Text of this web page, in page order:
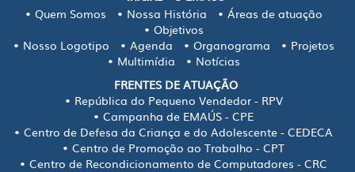
Quem Somos
Nossa História
Áreas de atuação
Objetivos
Nosso Logotipo
Agenda Organograma
Projetos
Multimídia
Notícias
FRENTES DE ATUAÇÃO
República do Pequeno Vendedor - RPV
Campanha de EMAÚS - CPE
Centro de Defesa da Criança e do Adolescente - CEDECA
Centro de Promoção ao Trabalho - CPT
Centro de Recondicionamento de Computadores - CRC